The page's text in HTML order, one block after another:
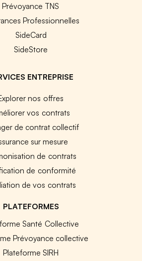
Prévoyance TNS
Professionnelles
SideCard
SideStore
ENTREPRISE
nos offres
vos contrats
de contrat collectif
sur mesure
de contrats
de conformité
de vos contrats
PLATEFORMES
Santé Collective
Prévoyance collective
Plateforme SIRH